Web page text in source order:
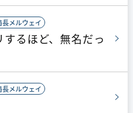
長メルウェイ
るほど、無名だっ
長メルウェイ